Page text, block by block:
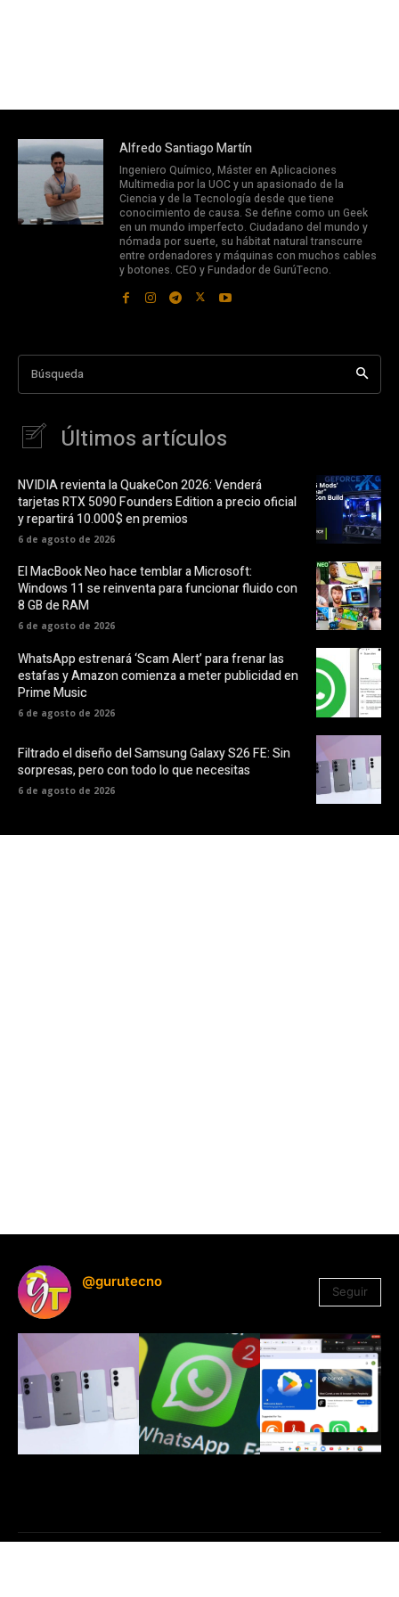
Alfredo Santiago Martín
Ingeniero Químico, Máster en Aplicaciones
Multimedia por la UOC y un apasionado de la
Ciencia y de la Tecnología desde que tiene
conocimiento de causa. Se define como un Geek
en un mundo imperfecto. Ciudadano del mundo y
nómada por suerte, su hábitat natural transcurre
entre ordenadores y máquinas con muchos cables
y botones. CEO y Fundador de GurúTecno.
Búsqueda
Últimos artículos
NVIDIA revienta la QuakeCon 2026: Venderá
tarjetas RTX 5090 Founders Edition a precio oficial
y repartirá 10.000$ en premios
6 de agosto de 2026
El MacBook Neo hace temblar a Microsoft:
Windows 11 se reinventa para funcionar fluido con
8 GB de RAM
6 de agosto de 2026
WhatsApp estrenará ‘Scam Alert’ para frenar las
estafas y Amazon comienza a meter publicidad en
Prime Music
6 de agosto de 2026
Filtrado el diseño del Samsung Galaxy S26 FE: Sin
sorpresas, pero con todo lo que necesitas
6 de agosto de 2026
@gurutecno
Seguir